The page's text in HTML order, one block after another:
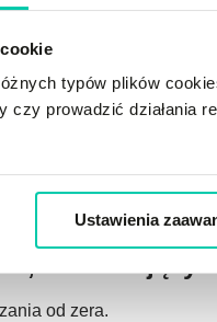
typów plików
czy prowadzić działania
Ustawienia
przy
Ci
na czynnikach takich
region i
z poszczególnych
je w wiarygodne
ale bazujący
od zera.